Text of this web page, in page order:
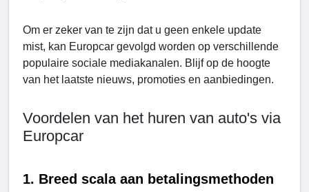
Om er zeker van te zijn dat u geen enkele update
mist, kan Europcar gevolgd worden op verschillende
populaire sociale mediakanalen. Blijf op de hoogte
van het laatste nieuws, promoties en aanbiedingen.
Voordelen van het huren van auto's via
Europcar
1. Breed scala aan betalingsmethoden